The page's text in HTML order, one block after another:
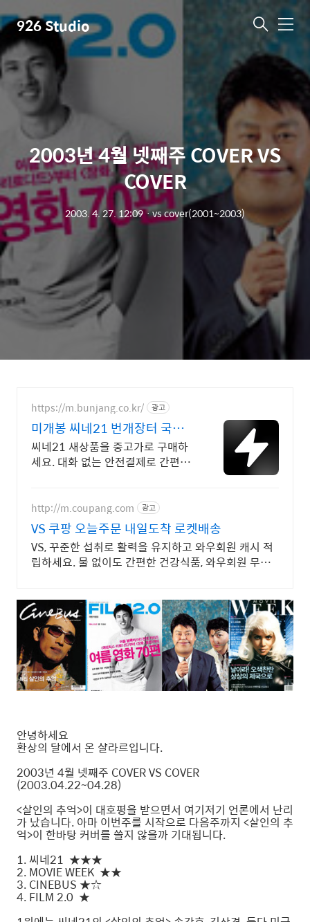
926 Studio 메
뉴
2003년 4월 넷째주 COVER VS
COVER
2003. 4. 27. 12:09ㆍvs cover(2001~2003)
https://m.bunjang.co.kr/ 광고
미개봉 씨네21 번개장터 국내
최대 브랜드 중고거래
씨네21 새상품을 중고가로 구매하
세요. 대화 없는 안전결제로 간편하
규 상품 업로드
http://m.coupang.com 광고
VS 쿠팡 오늘주문 내일도착 로켓배송
VS, 꾸준한 섭취로 활력을 유지하고 와우회원 캐시 적
립하세요. 물 없이도 간편한 건강식품, 와우회원 무제
안녕하세요
환상의 달에서 온 샬라르입니다.
2003년 4월 넷째주 COVER VS COVER
(2003.04.22~04.28)
<살인의 추억>이 대호평을 받으면서 여기저기 언론에서 난리
가 났습니다. 아마 이번주를 시작으로 다음주까지 <살인의 추
억>이 한바탕 커버를 쓸지 않을까 기대됩니다.
1. 씨네21 ★★★
2. MOVIE WEEK ★★
3. CINEBUS ★☆
4. FILM 2.0 ★